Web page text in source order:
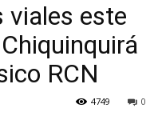
viales este
RCN
0
4749